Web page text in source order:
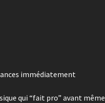
immédiatement
qui “fait pro” avant même